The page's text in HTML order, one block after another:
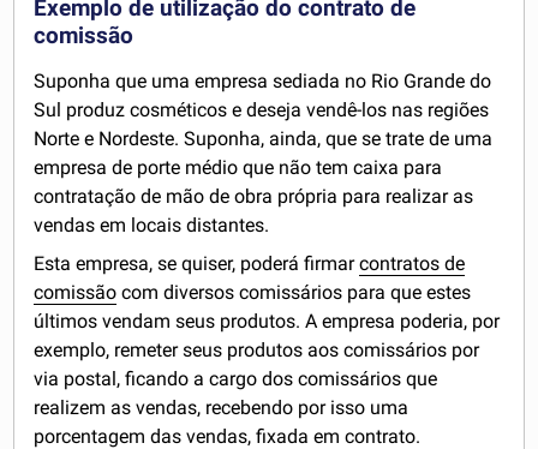
Exemplo de utilização do contrato de
comissão
Suponha que uma empresa sediada no Rio Grande do
Sul produz cosméticos e deseja vendê-los nas regiões
Norte e Nordeste. Suponha, ainda, que se trate de uma
empresa de porte médio que não tem caixa para
contratação de mão de obra própria para realizar as
vendas em locais distantes.
Esta empresa, se quiser, poderá firmarcontratos de
comissão com diversos comissários para que estes
últimos vendam seus produtos. A empresa poderia, por
exemplo, remeter seus produtos aos comissários por
via postal, ficando a cargo dos comissários que
realizem as vendas, recebendo por isso uma
porcentagem das vendas, fixada em contrato.